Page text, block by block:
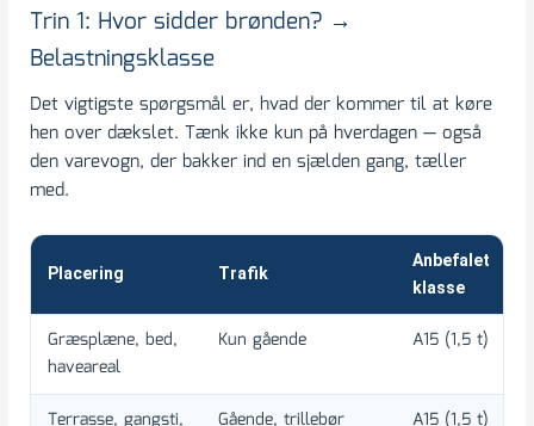
Trin 1: Hvor sidder brønden? →
Belastningsklasse
Det vigtigste spørgsmål er, hvad der kommer til at køre
hen over dækslet. Tænk ikke kun på hverdagen — også
den varevogn, der bakker ind en sjælden gang, tæller
med.
Placering Trafik
Anbefalet
klasse
Græsplæne, bed,
haveareal
Kun gående A15 (1,5 t)
Terrasse, gangsti,
Gående, trillebør A15 (1,5 t)